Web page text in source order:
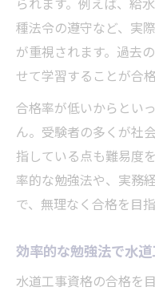
られます。例えば、給
種法令の遵守など、実
が重視されます。過去
せて学習することが合
合格率が低いからとい
ん。受験者の多くが社
指している点も難易度
率的な勉強法や、実務
で、無理なく合格を目
効率的な勉強法で水
水道工事資格の合格を